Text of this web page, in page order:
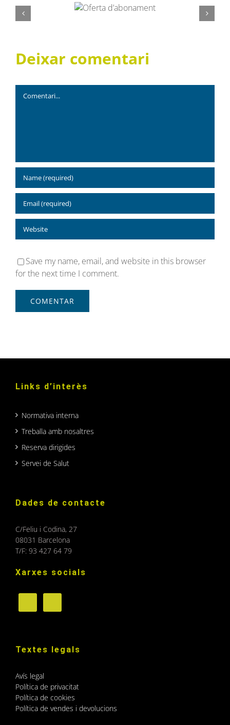
Oferta
d’abonament
La Unió Atlètica d’Horta inicia una nova
Deixar comentari
Save my name, email, and website in this browser
for the next time I comment.
Links d’interès
Normativa interna
Treballa amb nosaltres
Reserva dirigides
Servei de Salut
Dades de contacte
C/Feliu i Codina, 27
08031 Barcelona
T/F: 93 427 64 79
Xarxes socials
Textes legals
Avís legal
Política de privacitat
Política de cookies
Política de vendes i devolucions